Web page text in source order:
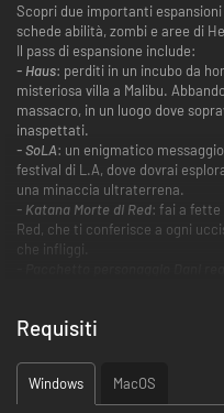
Scopri due importanti
schede abilità, zombi e aree di
Il pass di espansione include:
- Haus: perditi in un incubo da
misteriosa villa a Malibu.
massacro, in un luogo dove
inaspettati.
- SoLA: un enigmatico
festival di L.A, dove dovrai
una minaccia ultraterrena.
- Katana Morte di Red: fai a fette
Red, che ti conferisce a ogni
che infliggi.
fuoco, il muro di barbigli e il
un costume e un'arma originali
Requisiti
Windows MacOS